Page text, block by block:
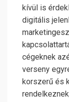
kívül is
digitális
cégeknek
verseny
korszerű és